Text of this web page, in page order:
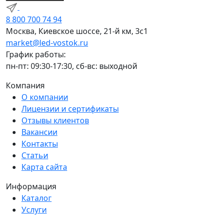
8 800 700 74 94
Москва, Киевское шоссе, 21-й км, 3с1
market@led-vostok.ru
График работы:
пн-пт: 09:30-17:30, сб-вс: выходной
Компания
О компании
Лицензии и сертификаты
Отзывы клиентов
Вакансии
Контакты
Статьи
Карта сайта
Информация
Каталог
Услуги